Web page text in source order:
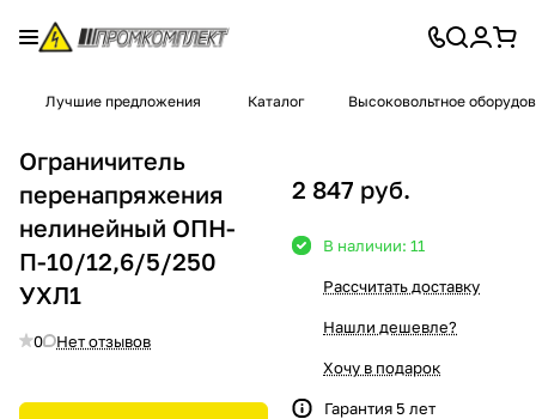
Лучшие предложения Каталог Высоковольтное
Ограничитель
перенапряжения
нелинейный ОПН-
П-10/12,6/5/250
УХЛ1
0 Нет отзывов
2 847 руб.
В наличии: 11
Рассчитать доставку
Нашли дешевле?
Хочу в подарок
Гарантия 5 лет